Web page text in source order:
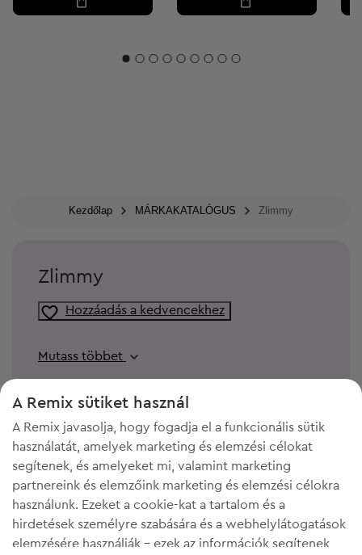
Kezdőlap MÁRKAKATALÓGUS Zlimmy
Zlimmy
Hozzáadás a kedvencekhez
Mutass többet
KELL A HELY A GARDRÓBODBAN?
A Remix sütiket használ
A Remix javasolja, hogy fogadja el a funkcionális sütik
használatát, amelyek marketing és elemzési célokat
segítenek, és amelyeket mi, valamint marketing
partnereink és elemzőink marketing és elemzési célokra
használunk. Ezeket a cookie-kat a tartalom és a
hirdetések személyre szabására és a webhelylátogatások
elemzésére használják - ezek az információk segítenek